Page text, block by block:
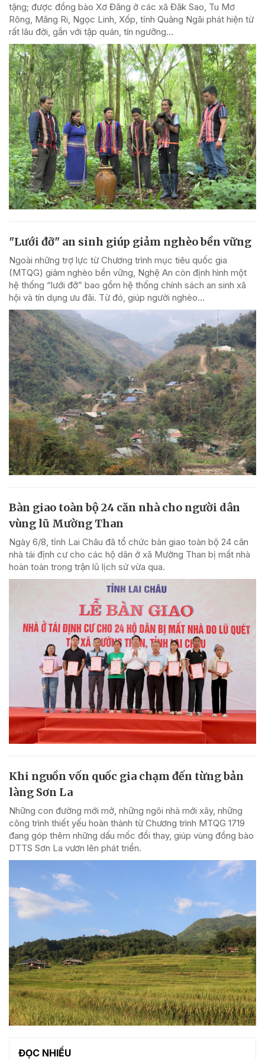
tặng; được đồng bào Xơ Đăng ở các xã Đăk Sao, Tu Mơ
Rông, Măng Ri, Ngọc Linh, Xốp, tỉnh Quảng Ngãi phát hiện từ
rất lâu đời, gắn với tập quán, tín ngưỡng...
"Lưới đỡ" an sinh giúp giảm nghèo bền vững
Ngoài những trợ lực từ Chương trình mục tiêu quốc gia
(MTQG) giảm nghèo bền vững, Nghệ An còn định hình một
hệ thống “lưới đỡ” bao gồm hệ thống chính sách an sinh xã
hội và tín dụng ưu đãi. Từ đó, giúp người nghèo...
Bàn giao toàn bộ 24 căn nhà cho người dân
vùng lũ Mường Than
Ngày 6/8, tỉnh Lai Châu đã tổ chức bàn giao toàn bộ 24 căn
nhà tái định cư cho các hộ dân ở xã Mường Than bị mất nhà
hoàn toàn trong trận lũ lịch sử vừa qua.
Khi nguồn vốn quốc gia chạm đến từng bản
làng Sơn La
Những con đường mới mở, những ngôi nhà mới xây, những
công trình thiết yếu hoàn thành từ Chương trình MTQG 1719
đang góp thêm những dấu mốc đổi thay, giúp vùng đồng bào
DTTS Sơn La vươn lên phát triển.
ĐỌC NHIỀU